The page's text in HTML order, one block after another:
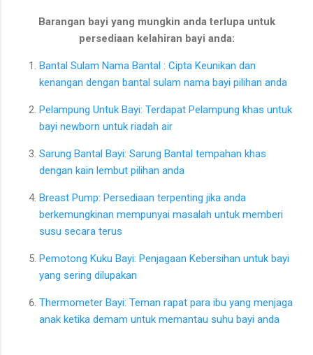
Barangan bayi yang mungkin anda terlupa untuk
persediaan kelahiran bayi anda:
Bantal Sulam Nama Bantal : Cipta Keunikan dan
kenangan dengan bantal sulam nama bayi pilihan anda
Pelampung Untuk Bayi: Terdapat Pelampung khas untuk
bayi newborn untuk riadah air
Sarung Bantal Bayi: Sarung Bantal tempahan khas
dengan kain lembut pilihan anda
Breast Pump: Persediaan terpenting jika anda
berkemungkinan mempunyai masalah untuk memberi
susu secara terus
Pemotong Kuku Bayi: Penjagaan Kebersihan untuk bayi
yang sering dilupakan
Thermometer Bayi: Teman rapat para ibu yang menjaga
anak ketika demam untuk memantau suhu bayi anda